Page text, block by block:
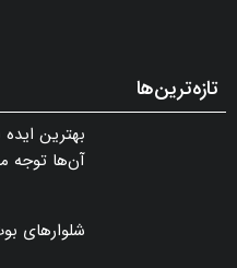
تازه‌ترین‌ها
بهترین
آن‌ها توجه
شلوارهای